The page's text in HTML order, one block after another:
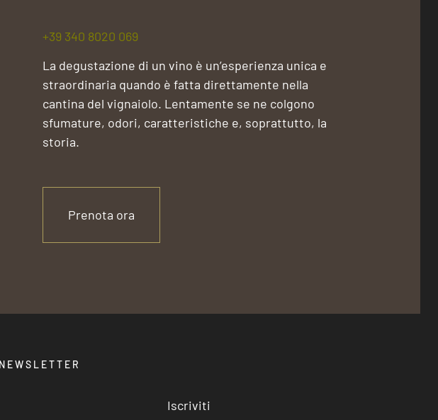
+39 340 8020 069
La degustazione di un vino è un’esperienza unica e
straordinaria quando è fatta direttamente nella
cantina del vignaiolo. Lentamente se ne colgono
sfumature, odori, caratteristiche e, soprattutto, la
storia.
Prenota ora
Iscriviti